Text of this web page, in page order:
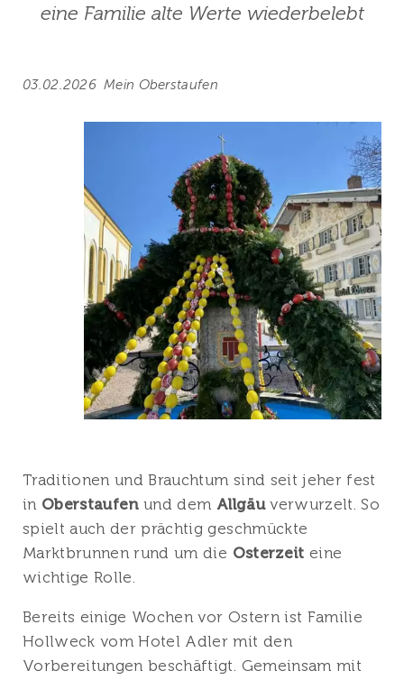
eine Familie alte Werte wiederbelebt
03.02.2026 Mein Oberstaufen
Traditionen und Brauchtum sind seit jeher fest
in Oberstaufenund dem Allgäuverwurzelt. So
spielt auch der prächtig geschmückte
Marktbrunnen rund um die Osterzeit eine
wichtige Rolle.
Bereits einige Wochen vor Ostern ist Familie
Hollweck vom Hotel Adler mit den
Vorbereitungen beschäftigt. Gemeinsam mit